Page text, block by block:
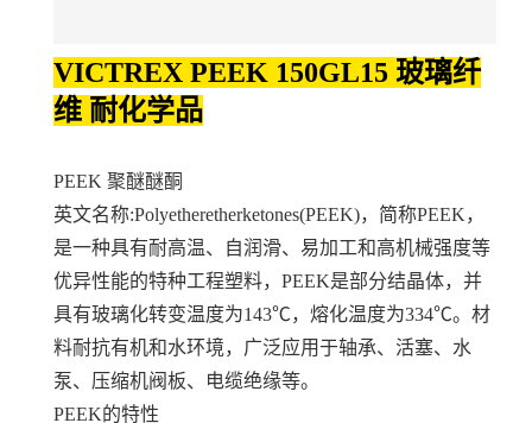
VICTREX PEEK 150GL15 玻璃纤
维 耐化学品
PEEK 聚醚醚酮
英文名称:Polyetheretherketones(PEEK)，简称PEEK，
是一种具有耐高温、自润滑、易加工和高机械强度等
优异性能的特种工程塑料，PEEK是部分结晶体，并
具有玻璃化转变温度为143℃，熔化温度为334℃。材
料耐抗有机和水环境，广泛应用于轴承、活塞、水
泵、压缩机阀板、电缆绝缘等。
PEEK的特性